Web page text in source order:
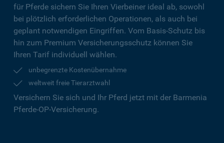
für Pferde sichern Sie Ihren Vierbeiner ideal ab, sowohl
bei plötzlich erforderlichen Operationen, als auch bei
geplant notwendigen Eingriffen. Vom Basis-Schutz bis
hin zum Premium Versicherungsschutz können Sie
Ihren Tarif individuell wählen.
unbegrenzte Kostenübernahme
weltweit freie Tierarztwahl
Versichern Sie sich und Ihr Pferd jetzt mit der Barmenia
Pferde-OP-Versicherung.